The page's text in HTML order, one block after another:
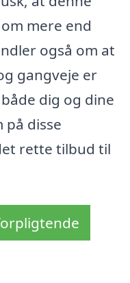
mere end
også om at
gangveje er
dig og dine
disse
rette tilbud til